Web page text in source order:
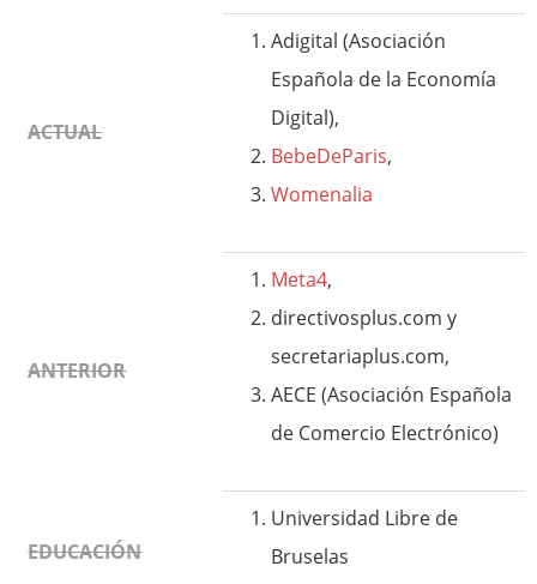
ACTUAL
Adigital (Asociación
Española de la Economía
Digital),
BebeDeParis,
Womenalia
ANTERIOR
Meta4,
directivosplus.com y
secretariaplus.com,
AECE (Asociación Española
de Comercio Electrónico)
EDUCACIÓN
Universidad Libre de
Bruselas